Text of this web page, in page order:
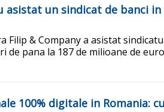
asistat un sindicat de banci
Filip & Company a asistat
de pana la 187 de milioane de
100% digitale in Romania: